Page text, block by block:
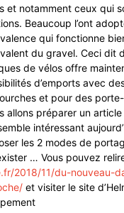
et notamment ceux qui
Beaucoup l’ont
qui fonctionne
du gravel. Ceci dit
de vélos offre
d’emports avec
et pour des
allons préparer un
intéressant
les 2 modes de
… Vous pouvez
2018/11/du-nouveau-
et visiter le site